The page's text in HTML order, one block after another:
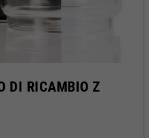
DI RICAMBIO Z